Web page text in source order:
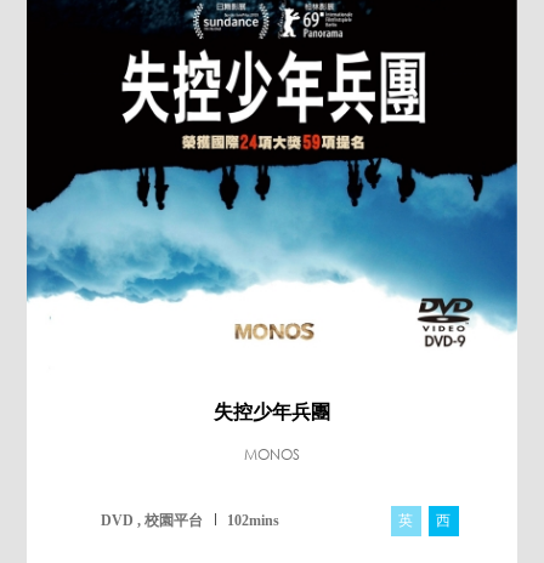
失控少年兵團
MONOS
DVD , 校園平台 102mins 英 西